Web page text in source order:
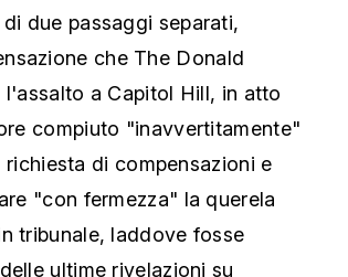
due passaggi separati,
che The Donald
a Capitol Hill, in atto
compiuto "inavvertitamente"
di compensazioni e
"con fermezza" la querela
tribunale, laddove fosse
ultime rivelazioni su